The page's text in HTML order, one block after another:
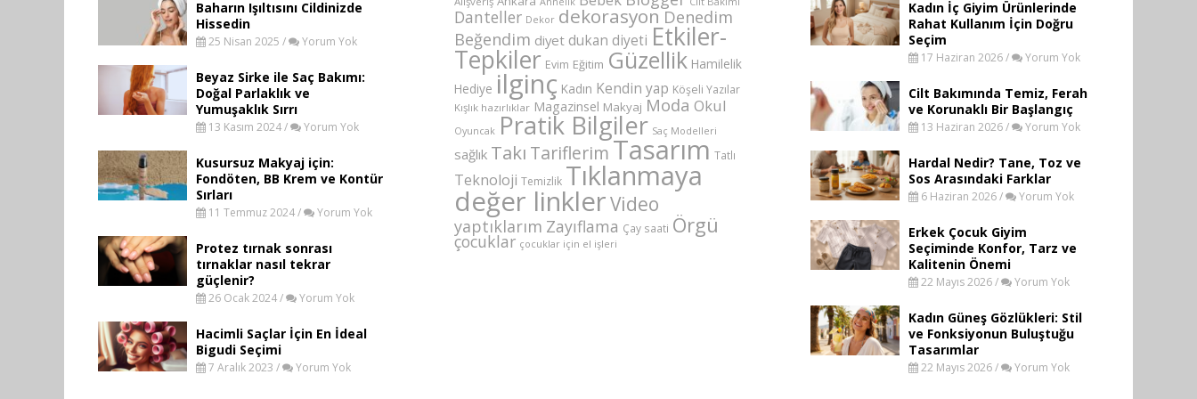
Baharın Işıltısını Cildinizde
Hissedin
25 Nisan 2025 / Yorum Yok
Beyaz Sirke ile Saç Bakımı:
Doğal Parlaklık ve
Yumuşaklık Sırrı
13 Kasım 2024 / Yorum Yok
Kusursuz Makyaj için:
Fondöten, BB Krem ve Kontür
Sırları
11 Temmuz 2024 / Yorum Yok
Protez tırnak sonrası
tırnaklar nasıl tekrar
güçlenir?
26 Ocak 2024 / Yorum Yok
Hacimli Saçlar İçin En İdeal
Bigudi Seçimi
7 Aralık 2023 / Yorum Yok
Danteller Dekor dekorasyon Denedim
Beğendim diyet dukan diyeti Etkiler-
Tepkiler Evim Eğitim Güzellik Hamilelik
Hediye ilginç Kadın Kendin yap Köşeli Yazılar
Kışlık hazırlıklar Magazinsel Makyaj Moda Okul
Oyuncak Pratik Bilgiler Saç Modelleri
sağlık Takı Tariflerim Tasarım Tatlı
Teknoloji Temizlik Tıklanmaya
değer linklerVideo
yaptıklarım Zayıflama Çay saati Örgü
çocuklar çocuklar için el işleri
Kadın İç Giyim Ürünlerinde
Rahat Kullanım İçin Doğru
Seçim
17 Haziran 2026 / Yorum Yok
Cilt Bakımında Temiz, Ferah
ve Korunaklı Bir Başlangıç
13 Haziran 2026 / Yorum Yok
Hardal Nedir? Tane, Toz ve
Sos Arasındaki Farklar
6 Haziran 2026 / Yorum Yok
Erkek Çocuk Giyim
Seçiminde Konfor, Tarz ve
Kalitenin Önemi
22 Mayıs 2026 / Yorum Yok
Kadın Güneş Gözlükleri: Stil
ve Fonksiyonun Buluştuğu
Tasarımlar
22 Mayıs 2026 / Yorum Yok